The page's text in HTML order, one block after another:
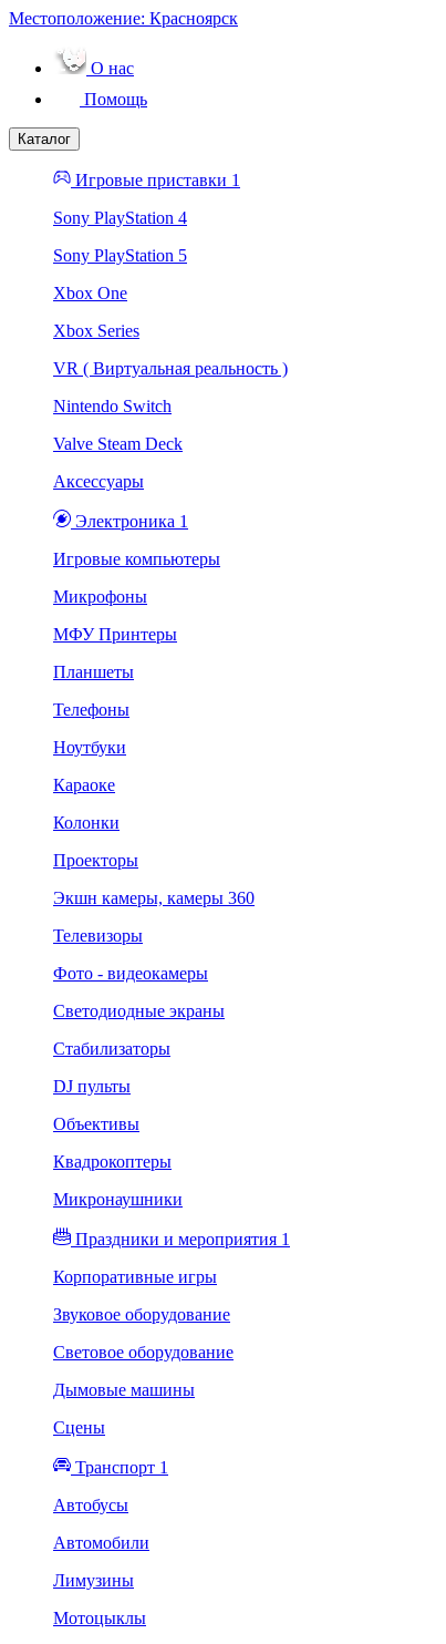
Местоположение: Красноярск
О нас
Помощь
Каталог
Игровые приставки 1
Sony PlayStation 4
Sony PlayStation 5
Xbox One
Xbox Series
VR ( Виртуальная реальность )
Nintendo Switch
Valve Steam Deck
Аксессуары
Электроника 1
Игровые компьютеры
Микрофоны
МФУ Принтеры
Планшеты
Телефоны
Ноутбуки
Караоке
Колонки
Проекторы
Экшн камеры, камеры 360
Телевизоры
Фото - видеокамеры
Светодиодные экраны
Стабилизаторы
DJ пульты
Объективы
Квадрокоптеры
Микронаушники
Праздники и мероприятия 1
Корпоративные игры
Звуковое оборудование
Световое оборудование
Дымовые машины
Сцены
Транспорт 1
Автобусы
Автомобили
Лимузины
Мотоцыклы